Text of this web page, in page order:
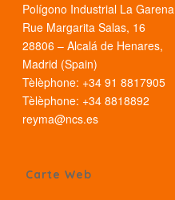
Polígono Industrial La Garena
Rue Margarita Salas, 16
28806 – Alcalá de Henares,
Madrid (Spain)
Tèlèphone: +34 91 8817905
Tèlèphone: +34 8818892
reyma@ncs.es
Carte Web